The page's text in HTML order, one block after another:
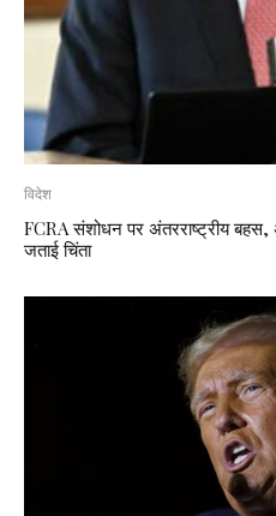
विदेश
FCRA संशोधन पर अंतरराष्ट्रीय
जताई चिंता